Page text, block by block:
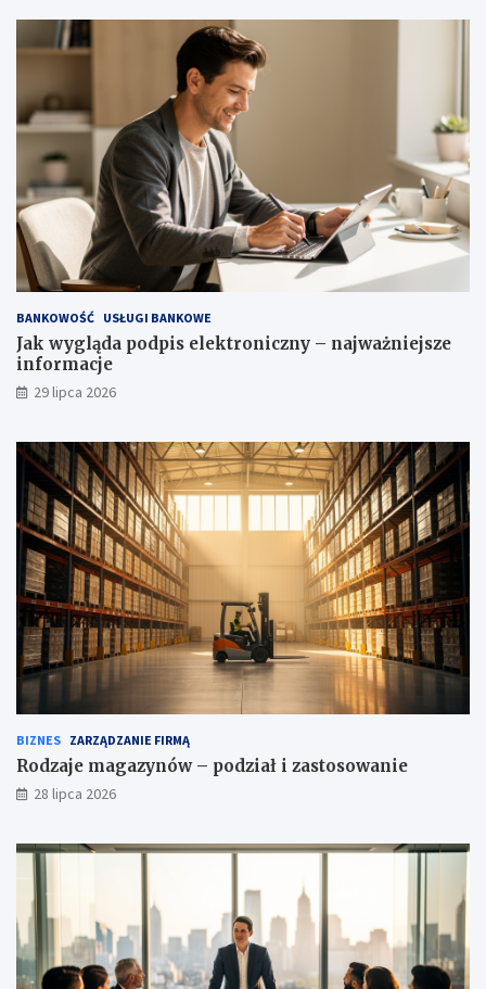
BANKOWOŚĆ USŁUGI BANKOWE
Jak wygląda podpis elektroniczny – najważniejsze
informacje
29 lipca 2026
BIZNES ZARZĄDZANIE FIRMĄ
Rodzaje magazynów – podział i zastosowanie
28 lipca 2026